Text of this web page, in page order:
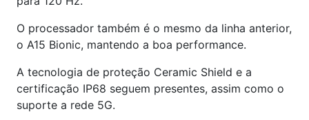
O processador também é o mesmo da linha anterior,
o A15 Bionic, mantendo a boa performance.
A tecnologia de proteção Ceramic Shield e a
certificação IP68 seguem presentes, assim como o
suporte a rede 5G.